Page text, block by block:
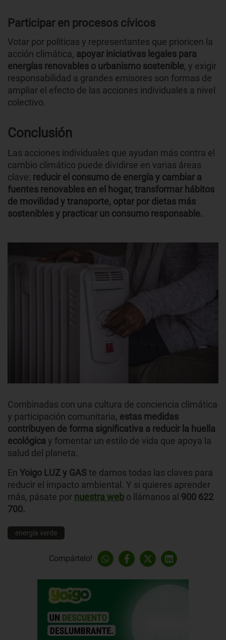
Participar en procesos cívicos
Votar por políticas y representantes que prioricen la
acción climática, apoyar iniciativas legales para
energías renovables o urbanismo sostenible, y exigir
responsabilidad a grandes emisores son formas de
ampliar el efecto de las acciones individuales a nivel
colectivo.
Conclusión
Las acciones individuales que ayudan más contra el
cambio climático puede dividirse en varias áreas
clave: reducir el consumo de energía y cambiar a
fuentes renovables en el hogar, transformar hábitos
de movilidad y transporte, optar por dietas más
sostenibles y practicar un consumo responsable.
Combinadas con una cultura de conciencia climática
y participación comunitaria, estas medidas
contribuyen de forma significativa a reducir la huella
ecológica y fomentar un estilo de vida que apoya la
salud del planeta.
En Yoigo LUZ y GASte damos todas las claves para
reducir el impacto ambiental. Y si quieres aprender
más, pásate por nuestra web o llámanos al 900 622
700.
energía verde
Compártelo!